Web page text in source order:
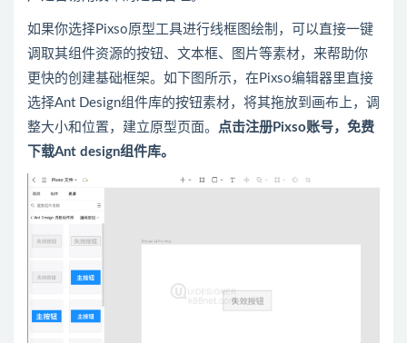
如果你选择Pixso原型 工具进行线框图绘制，可以 直接一键
调取其组件资源的按钮、文本框、图片等素材，来帮助你
更快的创建基础框架。如下图所示， 在Pixso编辑器里 直接
选择Ant Design组件库的按钮素材，将其拖放到画布上，调
整大小和位置，建立原型页面。 点击注册Pixso账号，免费
下载Ant design组件库。